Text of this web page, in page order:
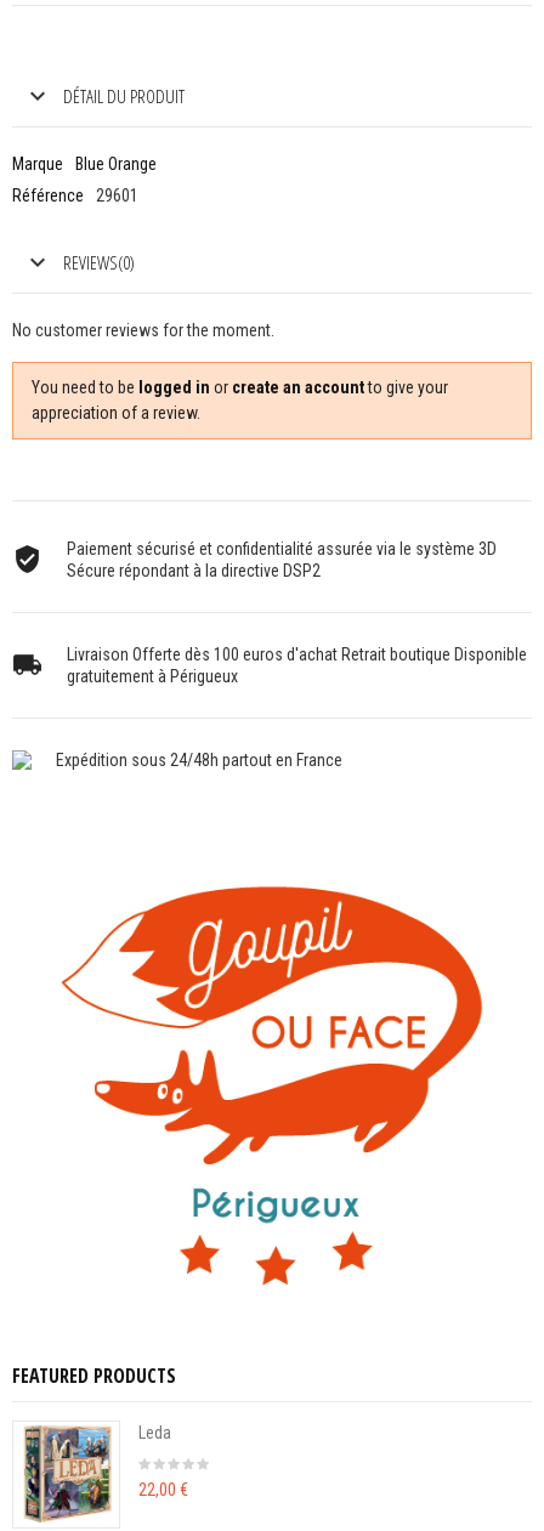
DÉTAIL DU PRODUIT
Marque
Blue Orange
Référence
29601
REVIEWS(0)
No customer reviews for the moment.
You need to be logged in or create an accountto give your
appreciation of a review.
Paiement sécurisé et confidentialité assurée via le système 3D
Sécure répondant à la directive DSP2
Livraison Offerte dès 100 euros d'achat Retrait boutique Disponible
gratuitement à Périgueux
Expédition sous 24/48h partout en France
FEATURED PRODUCTS
Leda
22,00 €